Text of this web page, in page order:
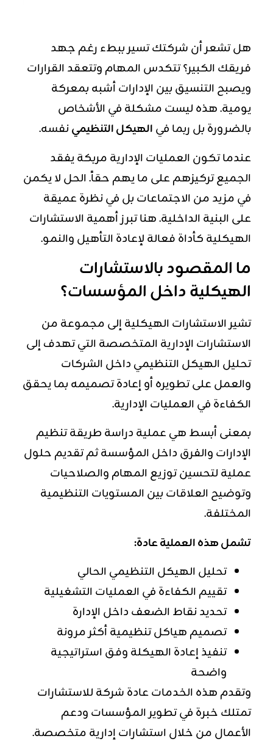
هل تشعر أن شركتك تسير ببطء رغم جهد
فريقك الكبير؟ تتكدس المهام وتتعقد القرارات
ويصبح التنسيق بين الإدارات أشبه بمعركة
يومية. هذه ليست مشكلة في الأشخاص
بالضرورة بل ربما فيالهيكل التنظيمينفسه.
عندما تكون العمليات الإدارية مربكة يفقد
الجميع تركيزهم على ما يهم حقاً. الحل لا يكمن
في مزيد من الاجتماعات بل في نظرة عميقة
على البنية الداخلية. هنا تبرز أهمية الاستشارات
الهيكلية كأداة فعالة لإعادة التأهيل والنمو.
ما المقصود بالاستشارات
الهيكلية داخل المؤسسات؟
تشير الاستشارات الهيكلية إلى مجموعة من
الاستشارات الإدارية المتخصصة التي تهدف إلى
تحليل الهيكل التنظيمي داخل الشركات
والعمل على تطويره أو إعادة تصميمه بما يحقق
الكفاءة في العمليات الإدارية.
بمعنى أبسط هي عملية دراسة طريقة تنظيم
الإدارات والفرق داخل المؤسسة ثم تقديم حلول
عملية لتحسين توزيع المهام والصلاحيات
وتوضيح العلاقات بين المستويات التنظيمية
المختلفة.
تشمل هذه العملية عادة:
تحليل الهيكل التنظيمي الحالي
تقييم الكفاءة في العمليات التشغيلية
تحديد نقاط الضعف داخل الإدارة
تصميم هياكل تنظيمية أكثر مرونة
تنفيذ إعادة الهيكلة وفق استراتيجية
واضحة
وتقدم هذه الخدمات عادة شركة للاستشارات
تمتلك خبرة في تطوير المؤسسات ودعم
الأعمال من خلالاستشارات إداريةمتخصصة.